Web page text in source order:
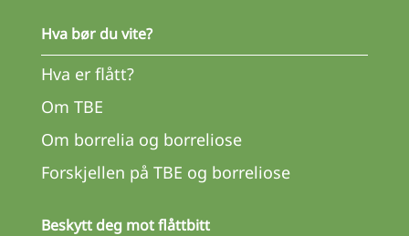
Hva bør du vite?
Hva er flått?
Om TBE
Om borrelia og borreliose
Forskjellen på TBE og borreliose
Beskytt deg mot flåttbitt